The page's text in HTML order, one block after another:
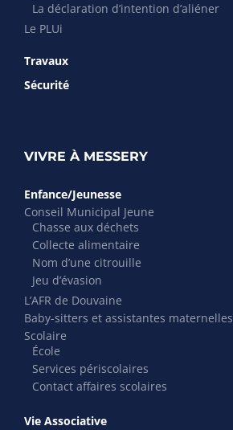
La déclaration d’intention d’aliéner
Le PLUi
Travaux
Sécurité
VIVRE À MESSERY
Enfance/Jeunesse
Conseil Municipal Jeune
Chasse aux déchets
Collecte alimentaire
Nom d’une citrouille
Jeu d’évasion
L’AFR de Douvaine
Baby-sitters et assistantes maternelles
Scolaire
École
Services périscolaires
Contact affaires scolaires
Vie Associative